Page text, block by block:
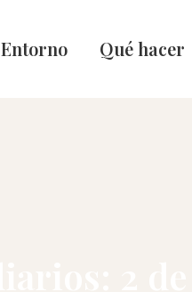
Entorno Qué hacer